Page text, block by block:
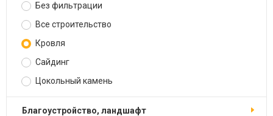
Без фильтрации
Все строительство
Кровля
Сайдинг
Цокольный камень
Благоустройство, ландшафт